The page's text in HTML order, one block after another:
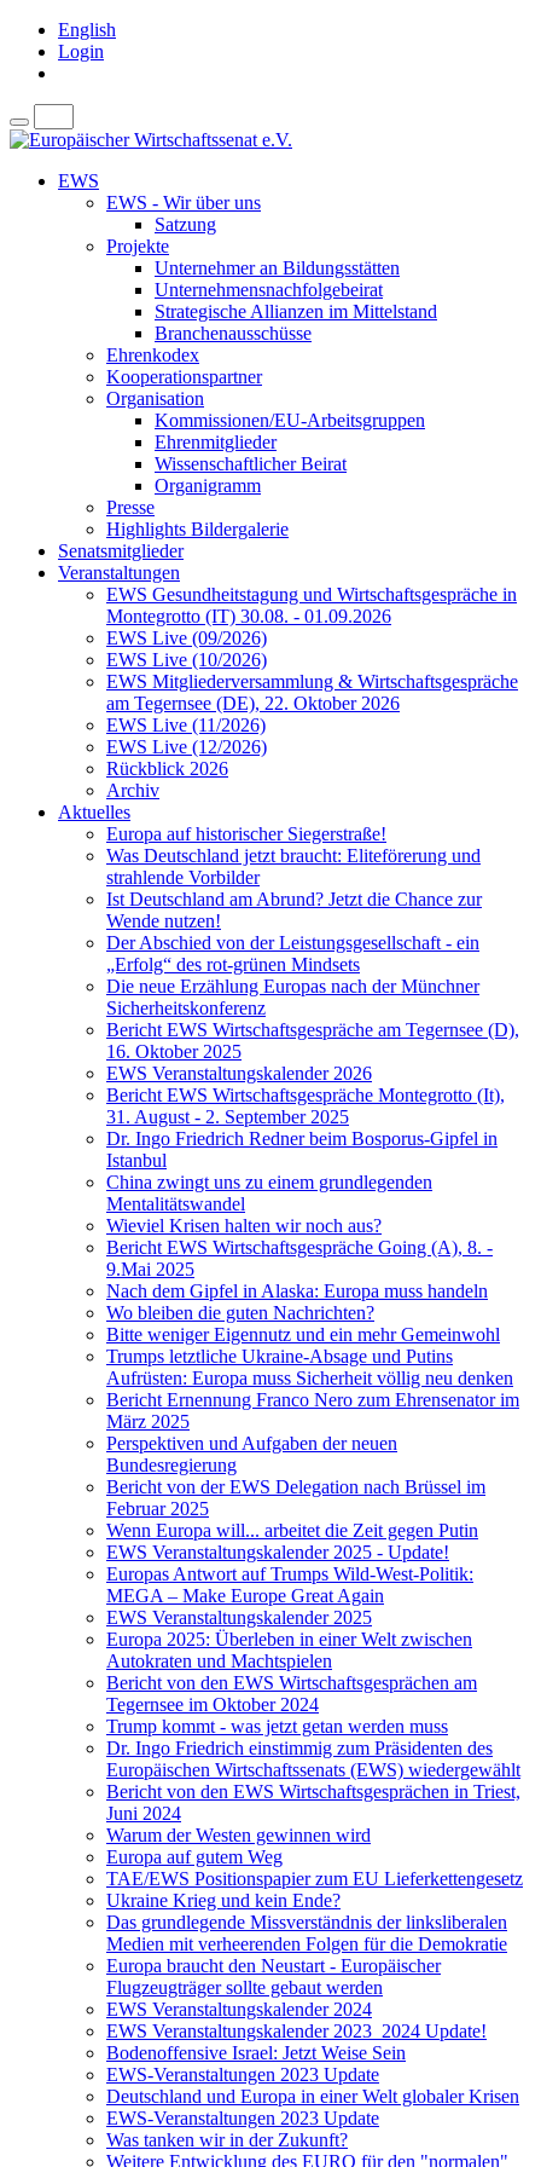
English
Login
EWS
EWS - Wir über uns
Satzung
Projekte
Unternehmer an Bildungsstätten
Unternehmensnachfolgebeirat
Strategische Allianzen im Mittelstand
Branchenausschüsse
Ehrenkodex
Kooperationspartner
Organisation
Kommissionen/EU-Arbeitsgruppen
Ehrenmitglieder
Wissenschaftlicher Beirat
Organigramm
Presse
Highlights Bildergalerie
Senatsmitglieder
Veranstaltungen
EWS Gesundheitstagung und Wirtschaftsgespräche in
Montegrotto (IT) 30.08. - 01.09.2026
EWS Live (09/2026)
EWS Live (10/2026)
EWS Mitgliederversammlung & Wirtschaftsgespräche
am Tegernsee (DE), 22. Oktober 2026
EWS Live (11/2026)
EWS Live (12/2026)
Rückblick 2026
Archiv
Aktuelles
Europa auf historischer Siegerstraße!
Was Deutschland jetzt braucht: Eliteförerung und
strahlende Vorbilder
Ist Deutschland am Abrund? Jetzt die Chance zur
Wende nutzen!
Der Abschied von der Leistungsgesellschaft - ein
„Erfolg“ des rot-grünen Mindsets
Die neue Erzählung Europas nach der Münchner
Sicherheitskonferenz
Bericht EWS Wirtschaftsgespräche am Tegernsee (D),
16. Oktober 2025
EWS Veranstaltungskalender 2026
Bericht EWS Wirtschaftsgespräche Montegrotto (It),
31. August - 2. September 2025
Dr. Ingo Friedrich Redner beim Bosporus-Gipfel in
Istanbul
China zwingt uns zu einem grundlegenden
Mentalitätswandel
Wieviel Krisen halten wir noch aus?
Bericht EWS Wirtschaftsgespräche Going (A), 8. -
9.Mai 2025
Nach dem Gipfel in Alaska: Europa muss handeln
Wo bleiben die guten Nachrichten?
Bitte weniger Eigennutz und ein mehr Gemeinwohl
Trumps letztliche Ukraine-Absage und Putins
Aufrüsten: Europa muss Sicherheit völlig neu denken
Bericht Ernennung Franco Nero zum Ehrensenator im
März 2025
Perspektiven und Aufgaben der neuen
Bundesregierung
Bericht von der EWS Delegation nach Brüssel im
Februar 2025
Wenn Europa will... arbeitet die Zeit gegen Putin
EWS Veranstaltungskalender 2025 - Update!
Europas Antwort auf Trumps Wild-West-Politik:
MEGA – Make Europe Great Again
EWS Veranstaltungskalender 2025
Europa 2025: Überleben in einer Welt zwischen
Autokraten und Machtspielen
Bericht von den EWS Wirtschaftsgesprächen am
Tegernsee im Oktober 2024
Trump kommt - was jetzt getan werden muss
Dr. Ingo Friedrich einstimmig zum Präsidenten des
Europäischen Wirtschaftssenats (EWS) wiedergewählt
Bericht von den EWS Wirtschaftsgesprächen in Triest,
Juni 2024
Warum der Westen gewinnen wird
Europa auf gutem Weg
TAE/EWS Positionspapier zum EU Lieferkettengesetz
Ukraine Krieg und kein Ende?
Das grundlegende Missverständnis der linksliberalen
Medien mit verheerenden Folgen für die Demokratie
Europa braucht den Neustart - Europäischer
Flugzeugträger sollte gebaut werden
EWS Veranstaltungskalender 2024
EWS Veranstaltungskalender 2023_2024 Update!
Bodenoffensive Israel: Jetzt Weise Sein
EWS-Veranstaltungen 2023 Update
Deutschland und Europa in einer Welt globaler Krisen
EWS-Veranstaltungen 2023 Update
Was tanken wir in der Zukunft?
Weitere Entwicklung des EURO für den "normalen"